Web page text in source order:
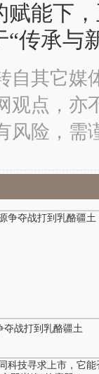
赋能下
传承与
自其它媒
观点，亦
风险，需
夺战打到乳酪疆土